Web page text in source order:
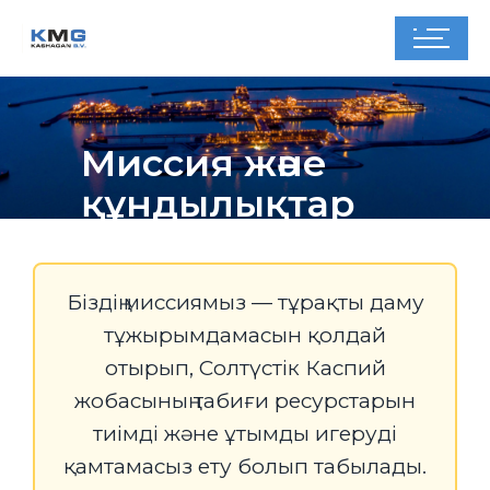
Миссия және
құндылықтар
Біздің миссиямыз — тұрақты даму
тұжырымдамасын қолдай
отырып, Солтүстік Каспий
жобасының табиғи ресурстарын
тиімді және ұтымды игеруді
қамтамасыз ету болып табылады.